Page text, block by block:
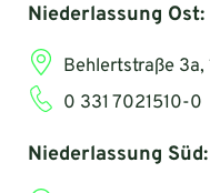
Niederlassung Ost:
Behlertstraße 3a,
0 331 7021510-0
Niederlassung Süd: